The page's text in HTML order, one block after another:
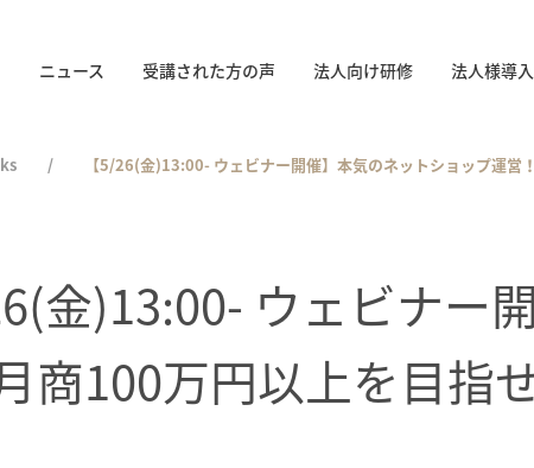
ニュース 受講された方の声 法人向け研修 法人様導
【5/26(金)13:00- ウェビナー開催】本気のネットショップ運
金)13:00- ウェビナー
商100万円以上を目指